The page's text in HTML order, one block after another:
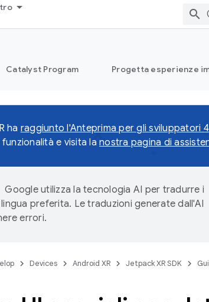
Catalyst Program Progetta esperienze
ha raggiunto l'Anteprima per gli sviluppatori 4
e visita la nostra pagina di
Google utilizza la tecnologia AI per tradurre i
preferita. Le traduzioni generate dall'AI
errori.
Devices Android XR Jetpack XR SDK